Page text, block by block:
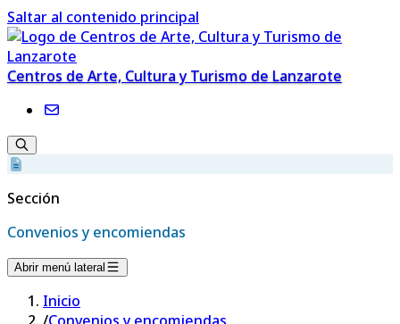
Saltar al contenido principal
Centros de Arte, Cultura y Turismo de Lanzarote
Sección
Convenios y encomiendas
Abrir menú lateral
Inicio